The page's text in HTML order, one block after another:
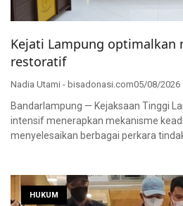
Kejati Lampung optimalkan
restoratif
Nadia Utami - bisadonasi.com05/08/2026
Bandarlampung — Kejaksaan Tinggi
intensif menerapkan mekanisme
menyelesaikan berbagai perkara
HUKUM